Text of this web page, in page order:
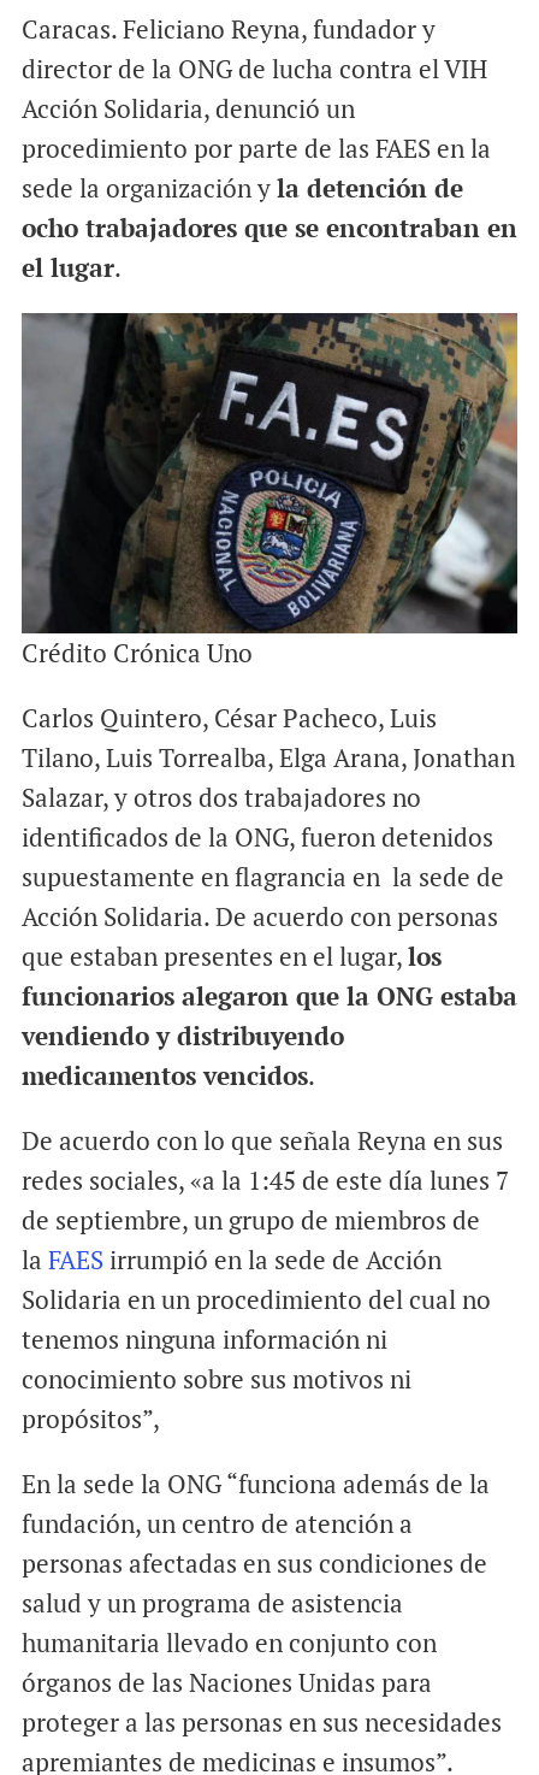
Caracas. Feliciano Reyna, fundador y
director de la ONG de lucha contra el VIH
Acción Solidaria, denunció un
procedimiento por parte de las FAES en la
sede la organización yla detención de
ocho trabajadores que se encontraban en
el lugar.
Crédito Crónica Uno
Carlos Quintero, César Pacheco, Luis
Tilano, Luis Torrealba, Elga Arana, Jonathan
Salazar, y otros dos trabajadores no
identificados de la ONG, fueron detenidos
supuestamente en flagrancia en la sede de
Acción Solidaria. De acuerdo con personas
que estaban presentes en el lugar,los
funcionarios alegaron que la ONG estaba
vendiendo y distribuyendo
medicamentos vencidos.
De acuerdo con lo que señala Reyna en sus
redes sociales, «a la 1:45 de este día lunes 7
de septiembre, un grupo de miembros de
la FAES irrumpió en la sede de Acción
Solidaria en un procedimiento del cual no
tenemos ninguna información ni
conocimiento sobre sus motivos ni
propósitos”,
En la sede la ONG “funciona además de la
fundación, un centro de atención a
personas afectadas en sus condiciones de
salud y un programa de asistencia
humanitaria llevado en conjunto con
órganos de las Naciones Unidas para
proteger a las personas en sus necesidades
apremiantes de medicinas e insumos”.